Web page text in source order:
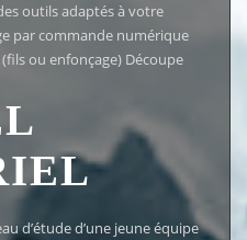
outils adaptés à votre
par commande numérique
ou enfonçage) Découpe
d’étude d’une jeune équipe